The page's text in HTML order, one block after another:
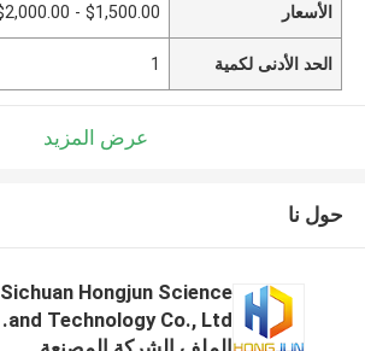
الأسعار $1,500.00 - $2,000.00/pieces
الحد الأدنى لكمية 1
عرض المزيد
حول نا
Sichuan Hongjun Science
and Technology Co., Ltd.